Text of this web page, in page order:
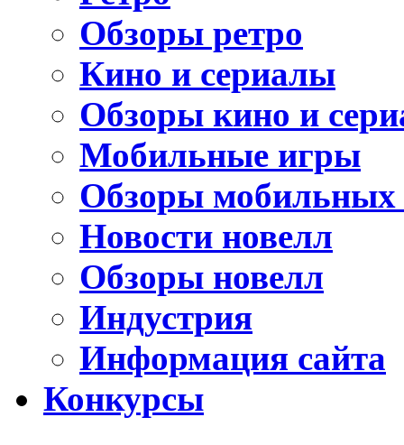
Обзоры ретро
Кино и сериалы
Обзоры кино и
Мобильные игры
Обзоры мобильных
Новости новелл
Обзоры новелл
Индустрия
Информация сайта
Конкурсы